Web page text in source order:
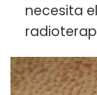
necesita